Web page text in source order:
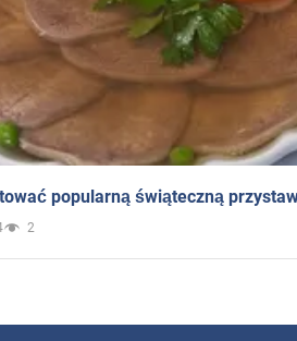
popularną świąteczną
2